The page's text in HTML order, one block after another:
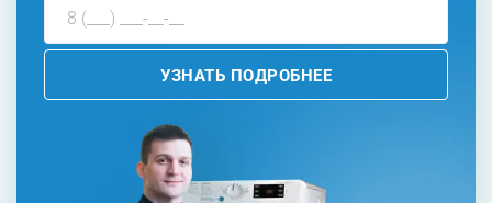
УЗНАТЬ ПОДРОБНЕЕ